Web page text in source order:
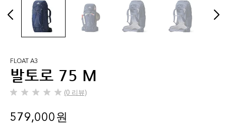
FLOAT A3
발토로 75 M
(0 리뷰)
별
개
579,000 원